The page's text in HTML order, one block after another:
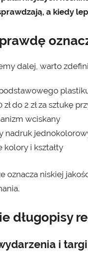
a kiedy
dalej, warto
zł do 2 zł za sztukę
wciskany
nadruk
kolory i kształty
oznacza niskiej
długopisy
i targi